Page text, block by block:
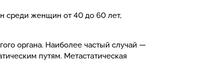
среди женщин от 40 до 60 лет,
органа. Наиболее частый случай —
путям. Метастатическая